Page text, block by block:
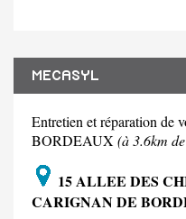
MECASYL
Entretien et réparation
BORDEAUX (à 3.6km
15 ALLEE DES
CARIGNAN DE